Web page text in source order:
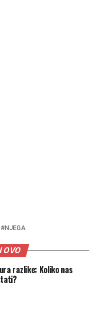
NJEGA
OVO
razlike: Koliko nas